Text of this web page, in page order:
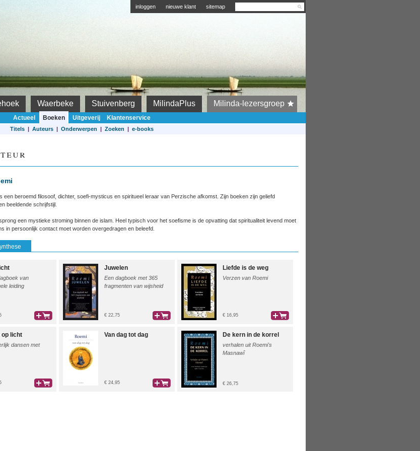
inloggen nieuwe klant sitemap
Waerbeke Stuivenberg MilindaPlus Milinda-lezersgroep
Actueel Boeken Uitgeverij Klantenservice
Titels| Auteurs| Onderwerpen | Zoeken | e-books
een beroemd filosoof, dichter, soefi-mysticus en spiritueel leraar van Perzische afkomst. Zijn boeken zijn geliefd
beeldende schrijfstijl.
een mystieke stroming binnen de islam. Heel typisch voor het soefisme is de opvatting dat spiritualiteit levend moet
in persoonlijk contact moet worden overgedragen en beleefd.
van
leiding
Juwelen
Een dagboek met 365
fragmenten van wijsheid
€ 22,75
Liefde is de weg
Verzen van Roemi
€ 16,95
op licht
dansen met
Van dag tot dag
€ 24,95
De kern in de korrel
verhalen uit Roemi's
Masnawî
€ 26,75